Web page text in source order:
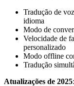
Tradução de
idioma
Modo de
Velocidade de
personalizado
Modo offline
Tradução
Atualizações de 2025: